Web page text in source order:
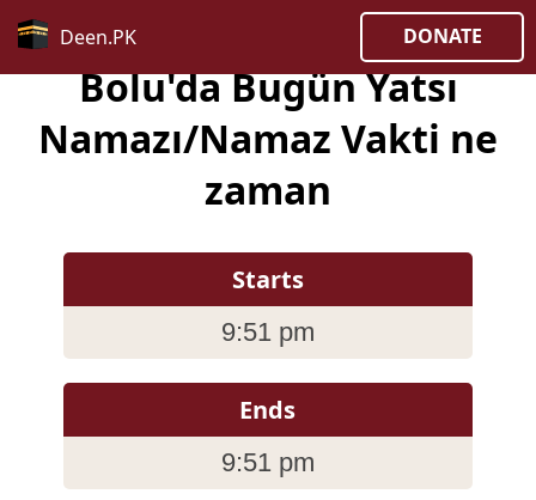
Deen.PK DONATE
Bolu'da Bugün Yatsı
Namazı/Namaz Vakti ne
zaman
Starts
9:51 pm
Ends
9:51 pm